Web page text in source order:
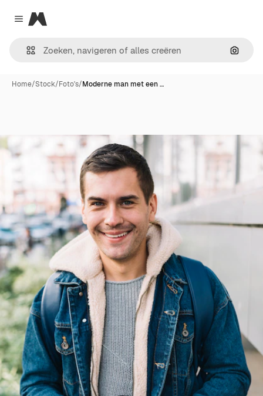
Close menu
Magnific
Home/Stock/Foto's/Moderne man met een …